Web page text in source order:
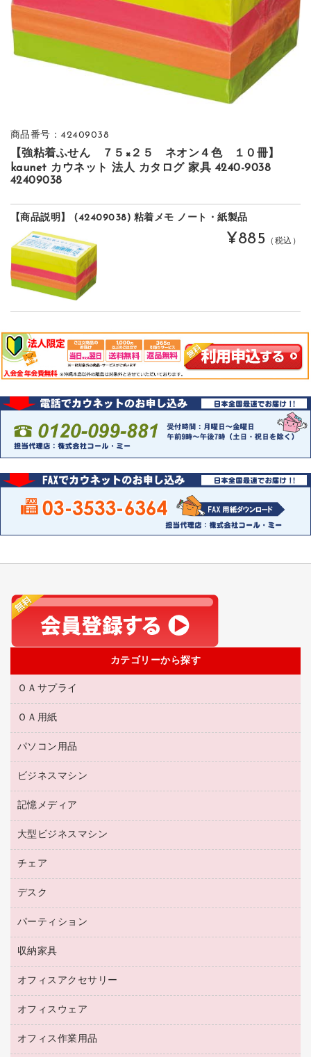
商品番号：42409038
【強粘着ふせん ７５×２５ ネオン４色 １０冊】
kaunet カウネット 法人 カタログ 家具 4240-9038
42409038
【商品説明】 (42409038) 粘着メモ ノート・紙製品
¥885 （税込）
カテゴリーから探す
ＯＡサプライ
互換インクカートリッジ
リサイクルトナー（プール方式）
リサイクルインクカートリッジ
プリンタ用リボン
トナーカートリッジ
コピートナー
インクカートリッジ
ＯＡ用紙
名刺用紙
ワープロ用紙
ラベル用紙
プロッター用紙
ハガキ用紙
その他コピー用紙・プリンタ用紙
コピー用紙
パソコン用品
パソコン周辺機器
マウスパッド
マウス
パソコンバッグ／収納用品
ネットワーク／ＬＡＮ機器
ネットワーク／ＬＡＮアクセサリー
セキュリティ用品
ＵＳＢハブ／ＵＳＢアクセサリー
ＯＡフィルター
ビジネスマシン
電話機
レーザープリンタ／複合機
メモリーカード
プロジェクタ
ファクシミリ
デジタルカメラ
スキャナー
コピー機
記憶メディア
ブルーレイディスク
ＣＤ－ＲＷ
ＣＤ－Ｒ
メディア収納用品
大型ビジネスマシン
プリンタ
チェア
応接イス・ベンチ
オフィスチェア
デスク
ミーティングテーブル
デスク
カウンター
パーティション
ホワイトボード・黒板
収納家具
保管庫・書庫
ロッカー・下駄箱
その他収納
オフィスアクセサリー
オフィスアクセサリー
オフィスウェア
医療・介護・ワーキングウェア
オフィス作業用品